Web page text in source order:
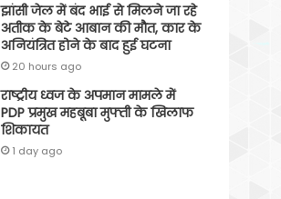
झांसी जेल में बंद भाई से मिलने जा रहे
अतीक के बेटे आबान की मौत, कार के
अनियंत्रित होने के बाद हुई घटना
20 hours ago
राष्ट्रीय ध्वज के अपमान मामले में
PDP प्रमुख महबूबा मुफ्ती के खिलाफ
शिकायत
1 day ago